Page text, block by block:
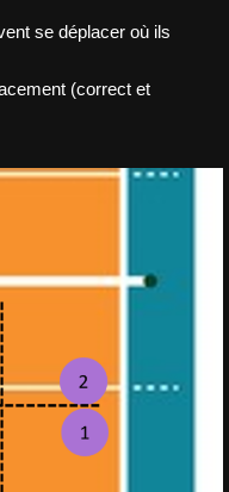
se déplacer où ils
(correct et